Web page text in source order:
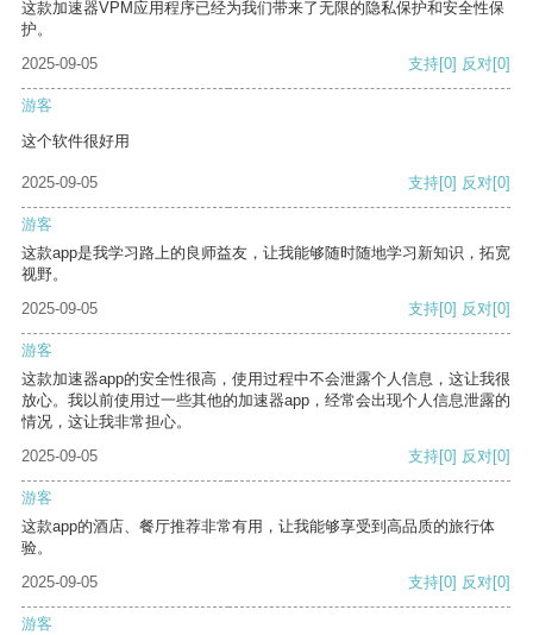
这款加速器VPM应用程序已经为我们带来了无限的隐私保护和安全性保
护。
2025-09-05
支持[0] 反对[0]
游客
这个软件很好用
2025-09-05 支持[0] 反对[0]
游客
这款app是我学习路上的良师益友，让我能够随时随地学习新知识，拓宽
视野。
2025-09-05
支持[0] 反对[0]
游客
这款加速器app的安全性很高，使用过程中不会泄露个人信息，这让我很
放心。我以前使用过一些其他的加速器app，经常会出现个人信息泄露的
情况，这让我非常担心。
2025-09-05
支持[0] 反对[0]
游客
这款app的酒店、餐厅推荐非常有用，让我能够享受到高品质的旅行体
验。
2025-09-05
支持[0] 反对[0]
游客